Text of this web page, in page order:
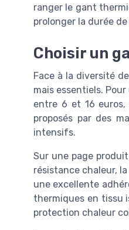
ranger le gant
prolonger la durée
Choisir un
Face à la diversité
mais essentiels.
entre 6 et 16
proposés par des
intensifs.
Sur une page
résistance chaleur,
une excellente
thermiques en tissu
protection chaleur